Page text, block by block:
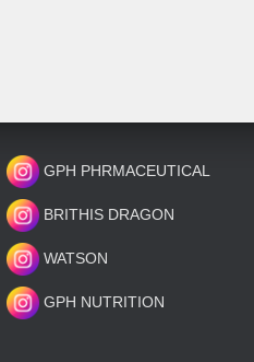
GPH PHRMACEUTICAL
BRITHIS DRAGON
WATSON
GPH NUTRITION